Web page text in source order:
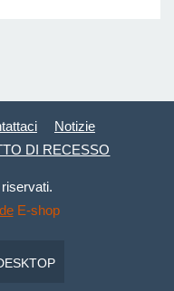
Notizie
DI RECESSO
E-shop